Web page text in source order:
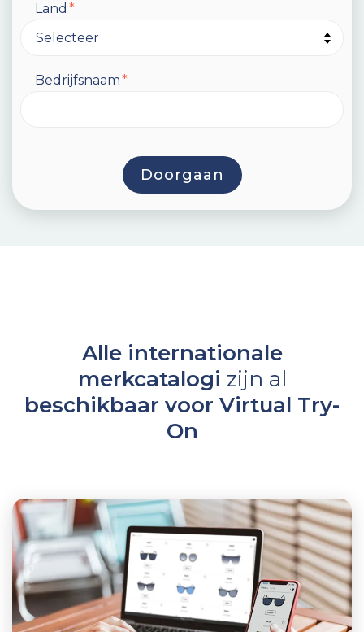
Land *
Bedrijfsnaam*
Alle internationale
merkcatalogi zijn al
beschikbaar voor Virtual Try-
On